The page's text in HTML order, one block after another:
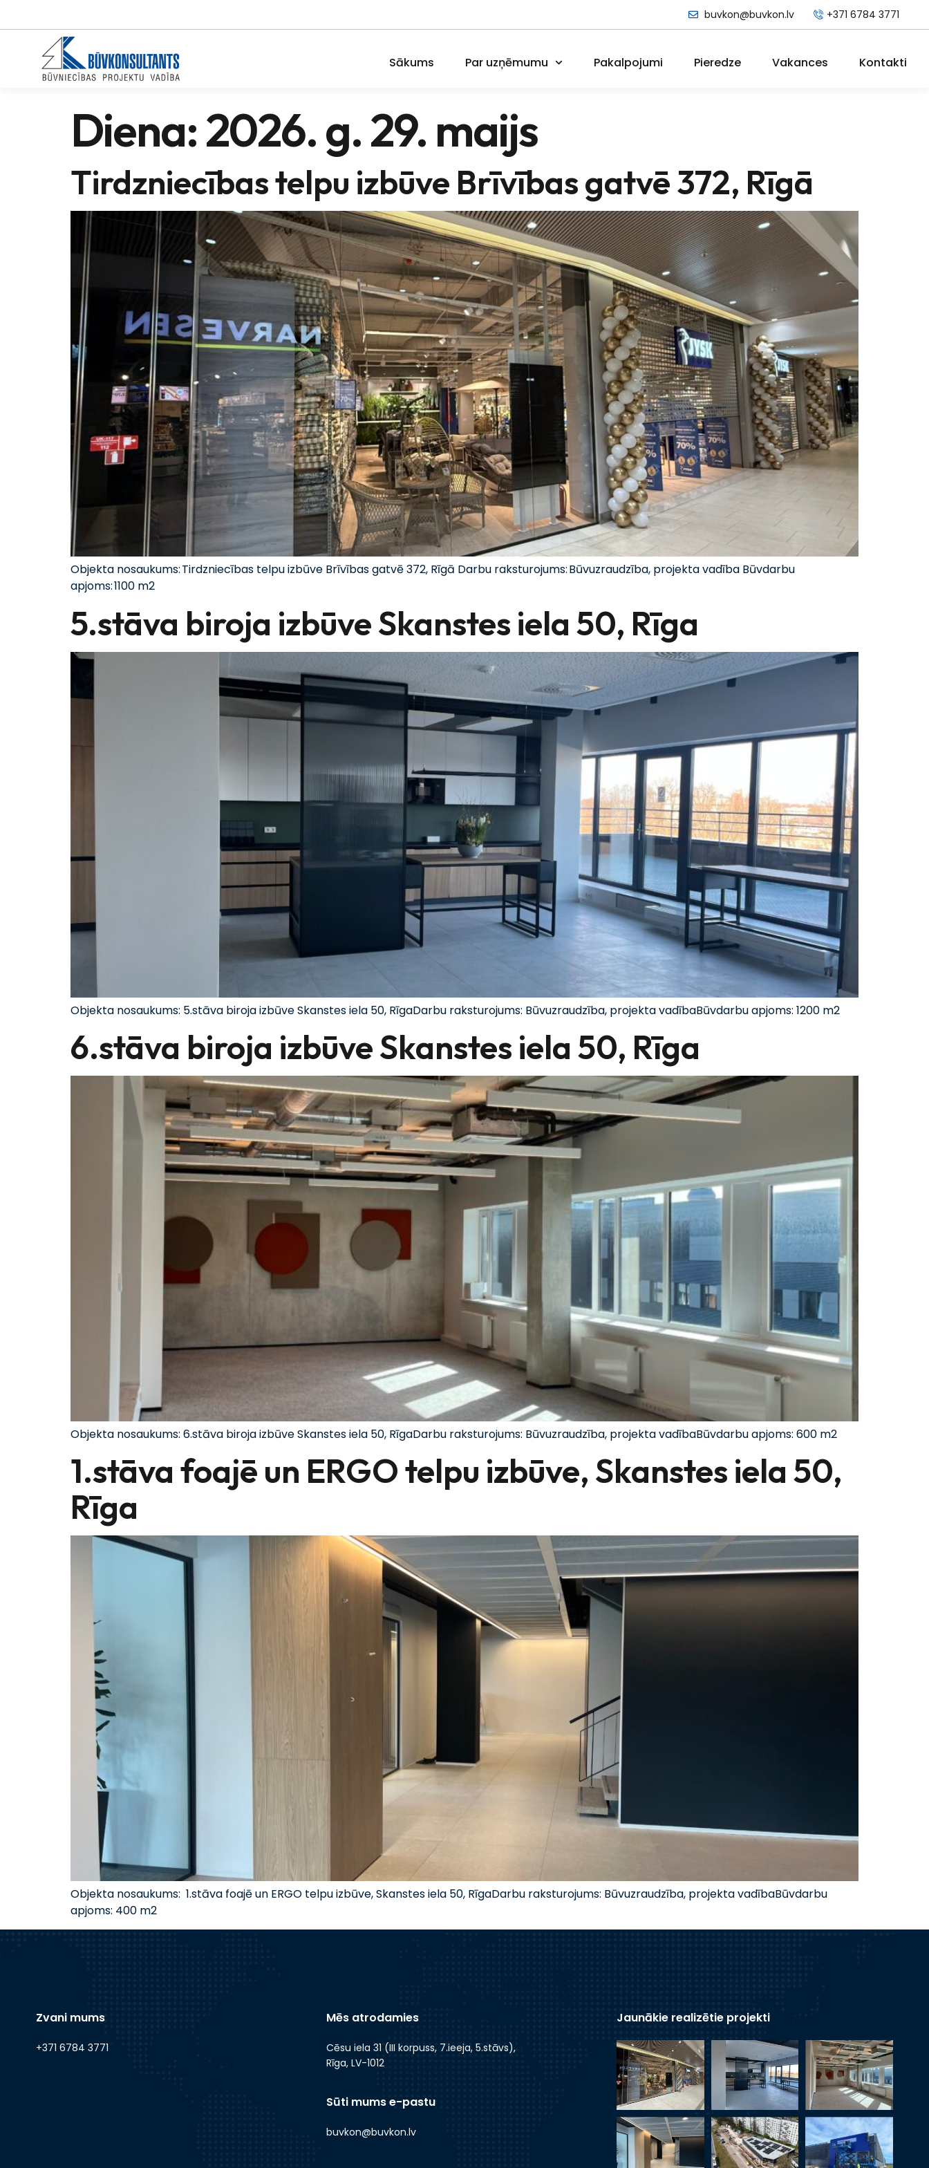
buvkon@buvkon.lv +371 6784 3771
Sākums Par uzņēmumu Pakalpojumi Pieredze Vakances Kontakti
Diena:2026. g. 29. maijs
Tirdzniecības telpu izbūve Brīvības gatvē 372, Rīgā
Objekta nosaukums: Tirdzniecības telpu izbūve Brīvības gatvē 372, Rīgā Darbu raksturojums: Būvuzraudzība, projekta vadība Būvdarbu
apjoms: 1100 m2
5.stāva biroja izbūve Skanstes iela 50, Rīga
Objekta nosaukums: 5.stāva biroja izbūve Skanstes iela 50, RīgaDarbu raksturojums: Būvuzraudzība, projekta vadībaBūvdarbu apjoms: 1200 m2
6.stāva biroja izbūve Skanstes iela 50, Rīga
Objekta nosaukums: 6.stāva biroja izbūve Skanstes iela 50, RīgaDarbu raksturojums: Būvuzraudzība, projekta vadībaBūvdarbu apjoms: 600 m2
1.stāva foajē un ERGO telpu izbūve, Skanstes iela 50,
Rīga
Objekta nosaukums: 1.stāva foajē un ERGO telpu izbūve, Skanstes iela 50, RīgaDarbu raksturojums: Būvuzraudzība, projekta vadībaBūvdarbu
apjoms: 400 m2
Zvani mums
+371 6784 3771
Mēs atrodamies
Cēsu iela 31 (III korpuss, 7.ieeja, 5.stāvs),
Rīga, LV-1012
Sūti mums e-pastu
buvkon@buvkon.lv
Jaunākie realizētie projekti